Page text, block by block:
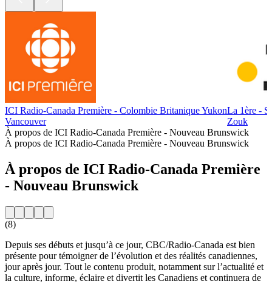
ICI Radio-Canada Première - Colombie Britanique Yukon
Vancouver
La 1ère -
Zouk
À propos de ICI Radio-Canada Première - Nouveau Brunswick
À propos de ICI Radio-Canada Première - Nouveau Brunswick
À propos de ICI Radio-Canada Première
- Nouveau Brunswick
(8)
Depuis ses débuts et jusqu’à ce jour, CBC/Radio-Canada est bien
présente pour témoigner de l’évolution et des réalités canadiennes,
jour après jour. Tout le contenu produit, notamment sur l’actualité et
la culture, informe, éclaire et divertit les Canadiens et continuera de